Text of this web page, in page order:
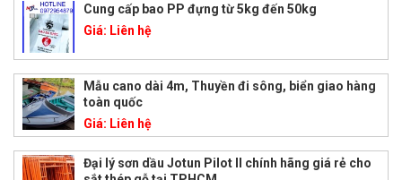
Cung cấp bao PP đựng từ 5kg đến 50kg
Giá: Liên hệ
Mẫu cano dài 4m, Thuyền đi sông, biển giao hàng
toàn quốc
Giá: Liên hệ
Đại lý sơn dầu Jotun Pilot II chính hãng giá rẻ cho